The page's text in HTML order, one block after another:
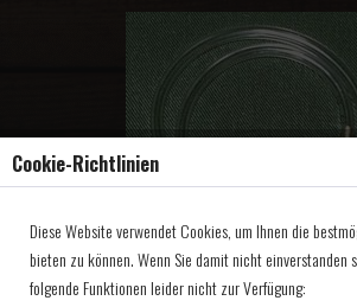
Cookie-Richtlinien
Diese Website verwendet Cookies, um Ihnen die
bieten zu können. Wenn Sie damit nicht einverstanden
folgende Funktionen leider nicht zur Verfügung: